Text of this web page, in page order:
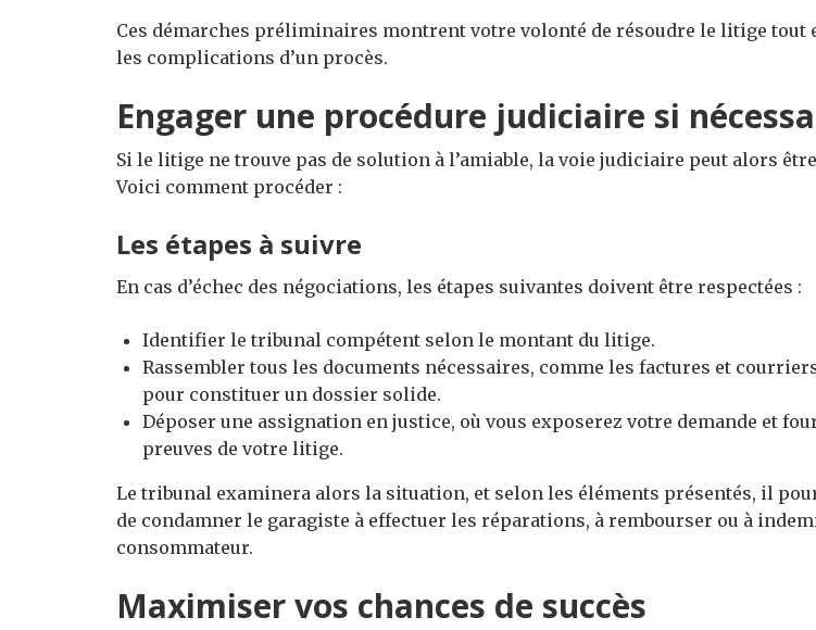
Ces démarches préliminaires montrent votre volonté de résoudre le litige tout
les complications d’un procès.
Engager une procédure judiciaire si
Si le litige ne trouve pas de solution à l’amiable, la voie judiciaire peut alors
Voici comment procéder :
Les étapes à suivre
En cas d’échec des négociations, les étapes suivantes doivent être respectées :
Identifier le tribunal compétent selon le montant du litige.
Rassembler tous les documents nécessaires, comme les factures et
pour constituer un dossier solide.
Déposer une assignation en justice, où vous exposerez votre demande et
preuves de votre litige.
Le tribunal examinera alors la situation, et selon les éléments présentés, il
de condamner le garagiste à effectuer les réparations, à rembourser ou à
consommateur.
Maximiser vos chances de succès